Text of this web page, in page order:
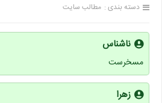
دسته بندی : مطالب سایت
ناشناس
مسخرست
زهرا